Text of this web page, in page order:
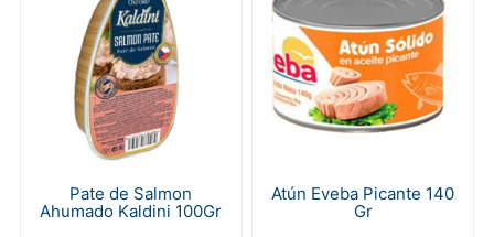
Pate de Salmon
Ahumado Kaldini 100Gr
Atún Eveba Picante 140
Gr